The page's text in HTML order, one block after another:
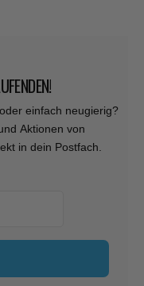
einfach neugierig?
Aktionen von
in dein Postfach.